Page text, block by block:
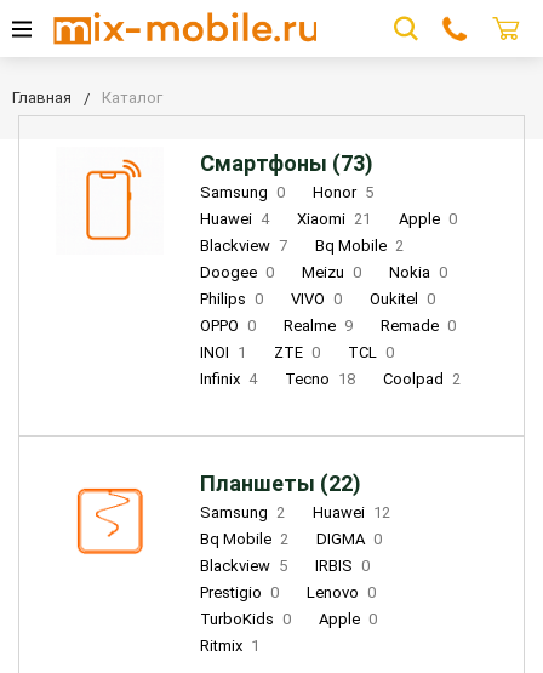
Главная Каталог
Смартфоны (73)
Samsung 0 Honor 5
Huawei 4 Xiaomi 21 Apple 0
Blackview 7 Bq Mobile 2
Doogee 0 Meizu 0 Nokia 0
Philips 0 VIVO 0 Oukitel
0
OPPO 0 Realme 9 Remade 0
INOI 1 ZTE 0 TCL 0
Infinix 4 Tecno 18 Coolpad 2
Планшеты (22)
Samsung 2 Huawei 12
Bq Mobile 2 DIGMA 0
Blackview 5 IRBIS 0
Prestigio 0 Lenovo 0
TurboKids 0 Apple 0
Ritmix 1